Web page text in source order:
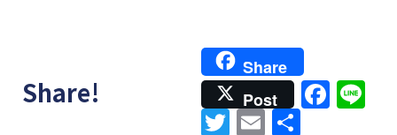
Share!
Share
Post
Twitter
Email
共